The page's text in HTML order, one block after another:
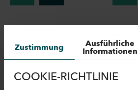
Zustimmung Ausführliche
Informationen
COOKIE-RICHTLINIE